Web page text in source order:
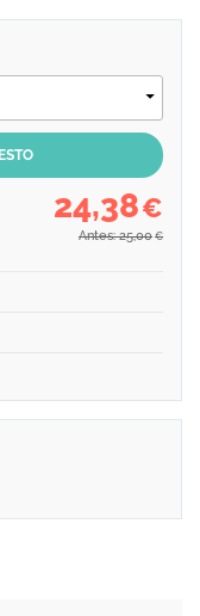
24,38€
Antes: 25,00 €